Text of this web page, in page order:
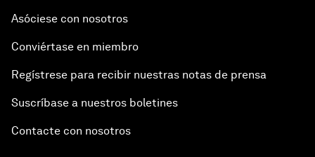
Asóciese con nosotros
Conviértase en miembro
Regístrese para recibir nuestras notas de prensa
Suscríbase a nuestros boletines
Contacte con nosotros